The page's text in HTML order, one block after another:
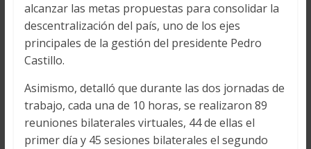
alcanzar las metas propuestas para consolidar la
descentralización del país, uno de los ejes
principales de la gestión del presidente Pedro
Castillo.
Asimismo, detalló que durante las dos jornadas de
trabajo, cada una de 10 horas, se realizaron 89
reuniones bilaterales virtuales, 44 de ellas el
primer día y 45 sesiones bilaterales el segundo